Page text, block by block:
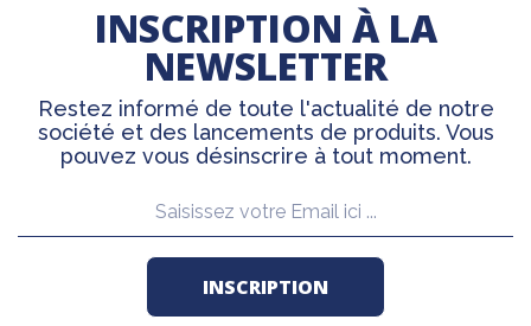
INSCRIPTION À LA
NEWSLETTER
Restez informé de toute l'actualité de notre
société et des lancements de produits. Vous
pouvez vous désinscrire à tout moment.